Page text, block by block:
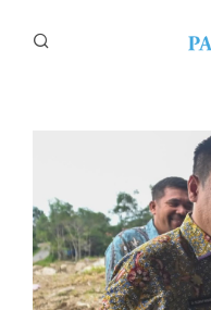
Sumatera
Tapanuli